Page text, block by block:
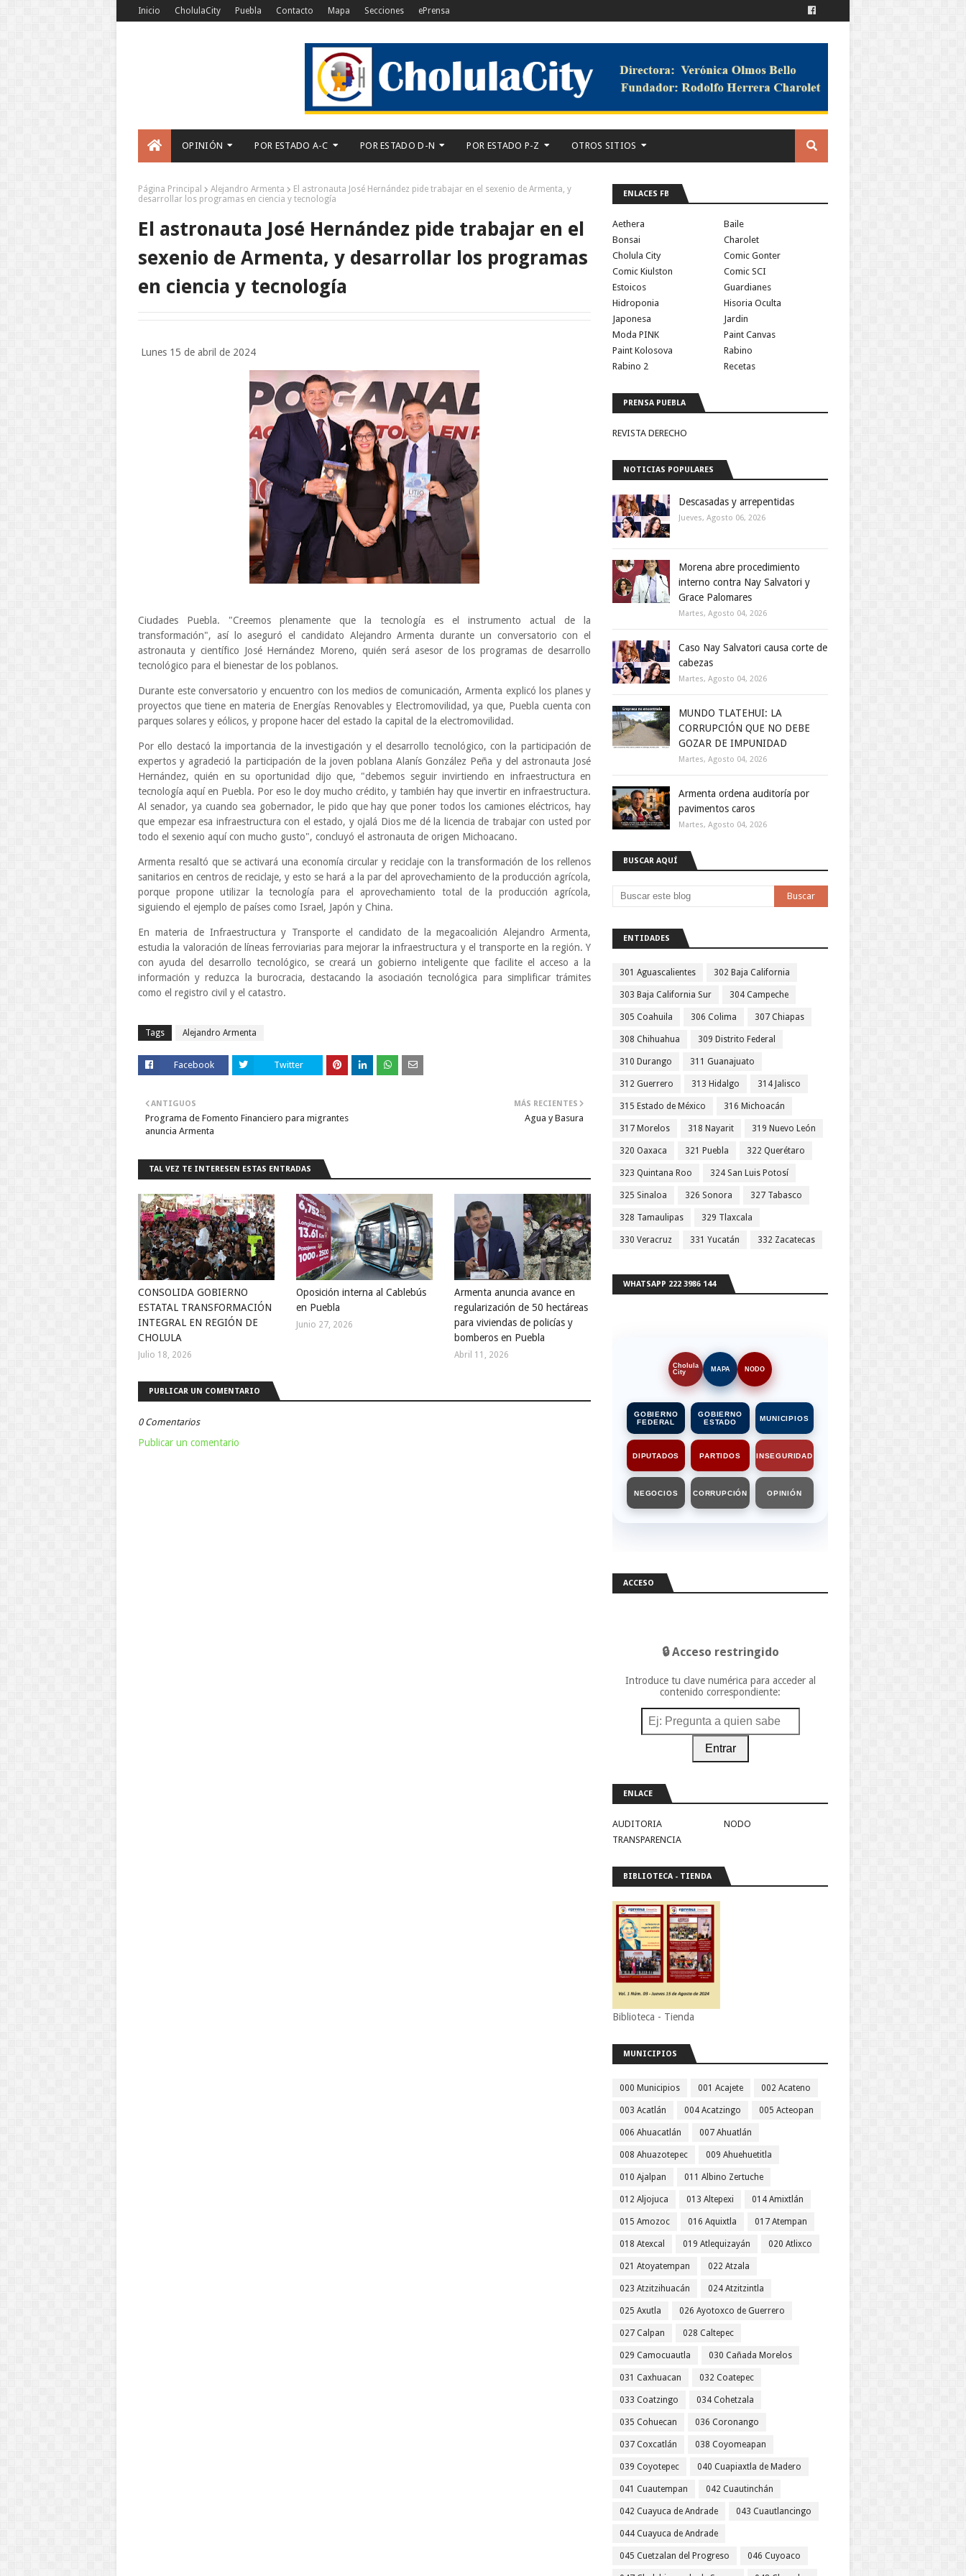
Inicio CholulaCity Puebla Contacto Mapa Secciones ePrensa
OPINIÓN POR ESTADO A-C POR ESTADO D-N POR ESTADO P-Z OTROS SITIOS
Página Principal Alejandro Armenta
El astronauta José Hernández pide trabajar en el sexenio de Armenta, y
desarrollar los programas en ciencia y tecnología
El astronauta José Hernández pide trabajar en el
sexenio de Armenta, y desarrollar los programas
en ciencia y tecnología
Lunes 15 de abril de 2024
Ciudades Puebla. "Creemos plenamente que la tecnología es el instrumento actual de la
transformación", así lo aseguró el candidato Alejandro Armenta durante un conversatorio con el
astronauta y científico José Hernández Moreno, quién será asesor de los programas de desarrollo
tecnológico para el bienestar de los poblanos.
Durante este conversatorio y encuentro con los medios de comunicación, Armenta explicó los planes y
proyectos que tiene en materia de Energías Renovables y Electromovilidad, ya que, Puebla cuenta con
parques solares y eólicos, y propone hacer del estado la capital de la electromovilidad.
Por ello destacó la importancia de la investigación y el desarrollo tecnológico, con la participación de
expertos y agradeció la participación de la joven poblana Alanís González Peña y del astronauta José
Hernández, quién en su oportunidad dijo que, "debemos seguir invirtiendo en infraestructura en
tecnología aquí en Puebla. Por eso le doy mucho crédito, y también hay que invertir en infraestructura.
Al senador, ya cuando sea gobernador, le pido que hay que poner todos los camiones eléctricos, hay
que empezar esa infraestructura con el estado, y ojalá Dios me dé la licencia de trabajar con usted por
todo el sexenio aquí con mucho gusto", concluyó el astronauta de origen Michoacano.
Armenta resaltó que se activará una economía circular y reciclaje con la transformación de los rellenos
sanitarios en centros de reciclaje, y esto se hará a la par del aprovechamiento de la producción agrícola,
porque propone utilizar la tecnología para el aprovechamiento total de la producción agrícola,
siguiendo el ejemplo de países como Israel, Japón y China.
En materia de Infraestructura y Transporte el candidato de la megacoalición Alejandro Armenta,
estudia la valoración de líneas ferroviarias para mejorar la infraestructura y el transporte en la región. Y
con ayuda del desarrollo tecnológico, se creará un gobierno inteligente que facilite el acceso a la
información y reduzca la burocracia, destacando la asociación tecnológica para simplificar trámites
como el registro civil y el catastro.
Tags Alejandro Armenta
Facebook Twitter
MÁS RECIENTES
Agua y Basura
ANTIGUOS
Programa de Fomento Financiero para migrantes
anuncia Armenta
TAL VEZ TE INTERESEN ESTAS ENTRADAS
CONSOLIDA GOBIERNO
ESTATAL TRANSFORMACIÓN
INTEGRAL EN REGIÓN DE
CHOLULA
Julio 18, 2026
Oposición interna al Cablebús
en Puebla
Junio 27, 2026
Armenta anuncia avance en
regularización de 50 hectáreas
para viviendas de policías y
bomberos en Puebla
Abril 11, 2026
PUBLICAR UN COMENTARIO
0 Comentarios
Publicar un comentario
ENLACES FB
Aethera
Baile
Bonsai
Charolet
Cholula City
Comic Gonter
Comic Kiulston
Comic SCI
Estoicos
Guardianes
Hidroponia
Hisoria Oculta
Japonesa
Jardin
Moda PINK
Paint Canvas
Paint Kolosova
Rabino
Rabino 2
Recetas
PRENSA PUEBLA
REVISTA DERECHO
NOTICIAS POPULARES
Descasadas y arrepentidas
Jueves, Agosto 06, 2026
Morena abre procedimiento
interno contra Nay Salvatori y
Grace Palomares
Martes, Agosto 04, 2026
Caso Nay Salvatori causa corte de
cabezas
Martes, Agosto 04, 2026
MUNDO TLATEHUI: LA
CORRUPCIÓN QUE NO DEBE
GOZAR DE IMPUNIDAD
Martes, Agosto 04, 2026
Armenta ordena auditoría por
pavimentos caros
Martes, Agosto 04, 2026
BUSCAR AQUÍ
ENTIDADES
301 Aguascalientes 302 Baja California
303 Baja California Sur 304 Campeche
305 Coahuila 306 Colima 307 Chiapas
308 Chihuahua 309 Distrito Federal
310 Durango 311 Guanajuato
312 Guerrero 313 Hidalgo 314 Jalisco
315 Estado de México 316 Michoacán
317 Morelos 318 Nayarit 319 Nuevo León
320 Oaxaca 321 Puebla 322 Querétaro
323 Quintana Roo 324 San Luis Potosí
325 Sinaloa 326 Sonora 327 Tabasco
328 Tamaulipas 329 Tlaxcala
330 Veracruz 331 Yucatán 332 Zacatecas
WHATSAPP 222 3986 144
Cholula
City
MAPA NODO
GOBIERNO
FEDERAL
GOBIERNO
ESTADO
MUNICIPIOS
DIPUTADOS PARTIDOS INSEGURIDAD
NEGOCIOS CORRUPCIÓN OPINIÓN
ACCESO
🔒 Acceso restringido
Introduce tu clave numérica para acceder al
contenido correspondiente:
Entrar
ENLACE
AUDITORIA
NODO
TRANSPARENCIA
BIBLIOTECA - TIENDA
Biblioteca - Tienda
MUNICIPIOS
000 Municipios 001 Acajete 002 Acateno
003 Acatlán 004 Acatzingo 005 Acteopan
006 Ahuacatlán 007 Ahuatlán
008 Ahuazotepec 009 Ahuehuetitla
010 Ajalpan 011 Albino Zertuche
012 Aljojuca 013 Altepexi 014 Amixtlán
015 Amozoc 016 Aquixtla 017 Atempan
018 Atexcal 019 Atlequizayán 020 Atlixco
021 Atoyatempan 022 Atzala
023 Atzitzihuacán 024 Atzitzintla
025 Axutla 026 Ayotoxco de Guerrero
027 Calpan 028 Caltepec
029 Camocuautla 030 Cañada Morelos
031 Caxhuacan 032 Coatepec
033 Coatzingo 034 Cohetzala
035 Cohuecan 036 Coronango
037 Coxcatlán 038 Coyomeapan
039 Coyotepec 040 Cuapiaxtla de Madero
041 Cuautempan 042 Cuautinchán
042 Cuayuca de Andrade 043 Cuautlancingo
044 Cuayuca de Andrade
045 Cuetzalan del Progreso 046 Cuyoaco